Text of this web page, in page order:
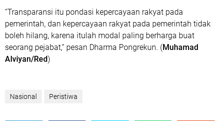
“Transparansi itu pondasi kepercayaan rakyat pada
pemerintah, dan kepercayaan rakyat pada pemerintah tidak
boleh hilang, karena itulah modal paling berharga buat
seorang pejabat,” pesan Dharma Pongrekun. (Muhamad
Alviyan/Red)
Nasional Peristiwa